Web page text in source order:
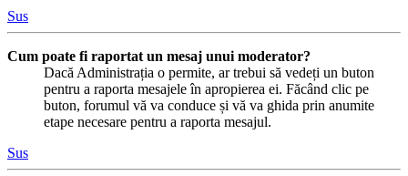
Sus
Cum poate fi raportat un mesaj unui moderator?
Dacă Administrația o permite, ar trebui să vedeți un buton
pentru a raporta mesajele în apropierea ei. Făcând clic pe
buton, forumul vă va conduce și vă va ghida prin anumite
etape necesare pentru a raporta mesajul.
Sus